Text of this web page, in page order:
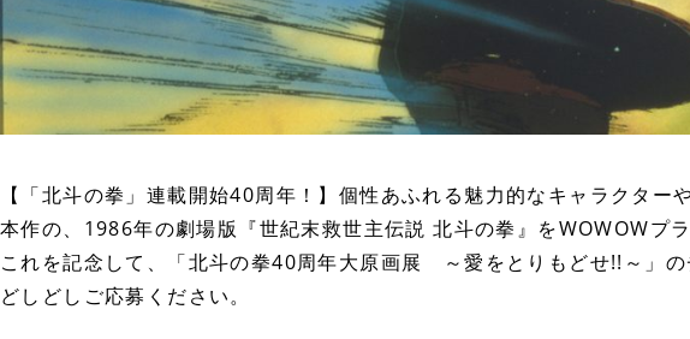
【「北斗の拳」連載開始40周年！】個性あふれる魅力的なキャラクター
本作の、1986年の劇場版『世紀末救世主伝説 北斗の拳』をWOWOWプ
これを記念して、「北斗の拳40周年大原画展 ～愛をとりもどせ!!～」の
どしどしご応募ください。